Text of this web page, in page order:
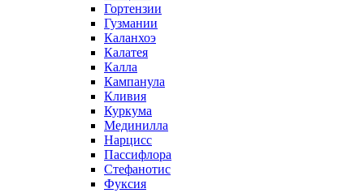
Гортензии
Гузмании
Каланхоэ
Калатея
Калла
Кампанула
Кливия
Куркума
Мединилла
Нарцисс
Пассифлора
Стефанотис
Фуксия